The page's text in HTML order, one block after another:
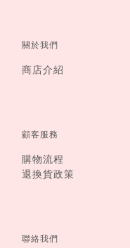
關於我們
商店介紹
顧客服務
購物流程
退換貨政策
聯絡我們